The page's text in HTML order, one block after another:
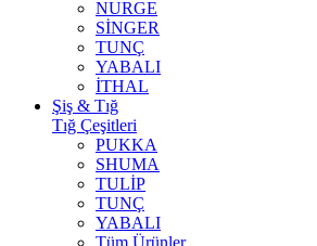
NURGE
SİNGER
TUNÇ
YABALI
İTHAL
Şiş & Tığ
Tığ Çeşitleri
PUKKA
SHUMA
TULİP
TUNÇ
YABALI
Tüm Ürünler